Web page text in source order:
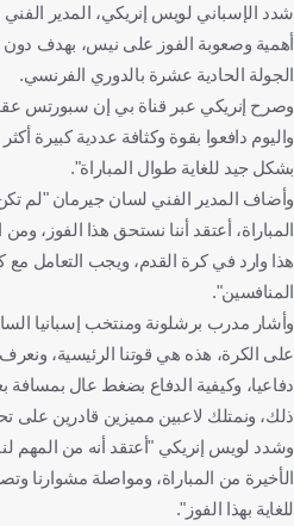
شدد الإسباني لويس إنريكي، المدير
أهمية وصعوبة الفوز على نيس، بهدف
الجولة الحادية عشرة بالدوري الفرنسي.
وصرح إنريكي عبر قناة بي إن سبورتس
واليوم دافعوا بقوة وكثافة عددية كبيرة أكثر
بشكل جيد للغاية طوال المباراة".
المباراة، أعتقد أننا نستحق هذا الفوز، ومن
هذا وارد في كرة القدم، ويجب التعامل
المنافسين".
وأشار مدرب برشلونة ومنتخب إسبانيا
على الكرة، هذه هي قوتنا الرئيسية،
دفاعيا، وكيفية الدفاع بضغط عال بمسافة
ذلك، ونمتلك لاعبين مميزين قادرين على
وشدد لويس إنريكي "أعتقد أنه من المهم
الأخيرة من المباراة، ومواصلة مشوارنا
للغاية بهذا الفوز".